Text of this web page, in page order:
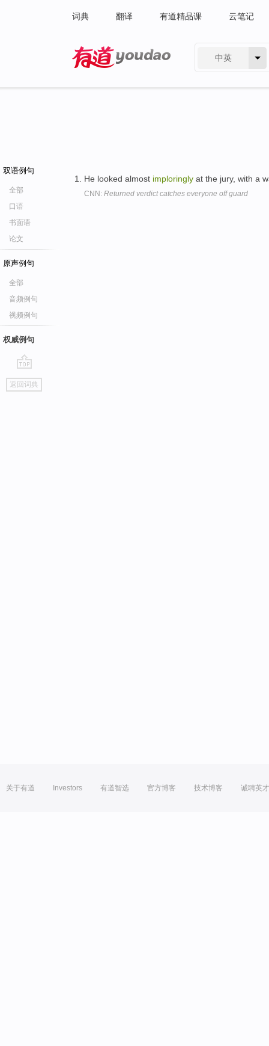
词典 翻译 有道精品课 云笔记
中英
双语例句
全部
口语
书面语
论文
原声例句
全部
音频例句
视频例句
权威例句
go
top
返回词典
He looked almost imploringly at the jury, with a
CNN: Returned verdict catches everyone off guard
关于有道 Investors 有道智选 官方博客 技术博客 诚聘英才